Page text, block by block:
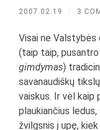
2007.02.19 / 3
Visai ne Valstybės
(taip taip,
gimdymas)
savanaudiškų
vaiskus. Ir vėl kaip
plaukiančius
žvilgsnis į upę,